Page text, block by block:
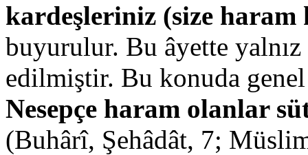
kardeşleriniz (size haram
buyurulur. Bu âyette yalnız
edilmiştir. Bu konuda
Nesepçe haram olanlar
(Buhârî, Şehâdât, 7;